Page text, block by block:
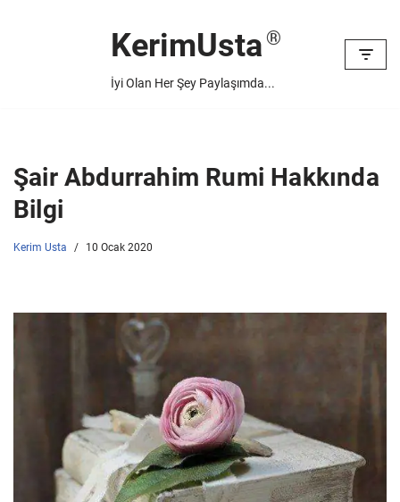
KerimUsta
İyi Olan Her Şey Paylaşımda...
Şair Abdurrahim Rumi Hakkında
Bilgi
Kerim Usta 10 Ocak 2020